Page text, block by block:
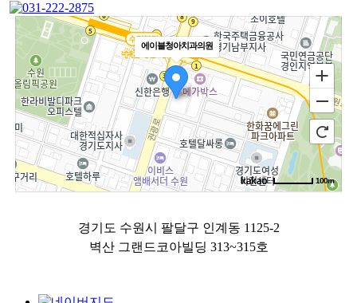
에이블청아치과의원
100m
경기도 수원시 팔달구 인계동 1125-2
벽산 그랜드코아빌딩 313~315호